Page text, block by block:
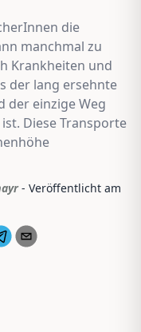
die
manchmal zu
Krankheiten und
der lang ersehnte
der einzige Weg
Diese Transporte
- Veröffentlicht am